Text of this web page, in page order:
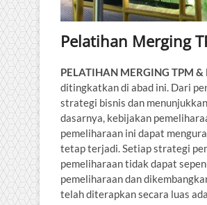
Pelatihan Merging
PELATIHAN MERGING TPM
ditingkatkan di abad ini. Dari
strategi bisnis dan
dasarnya, kebijakan
pemeliharaan ini dapat
tetap terjadi. Setiap strategi
pemeliharaan tidak dapat
pemeliharaan dan
telah diterapkan secara luas